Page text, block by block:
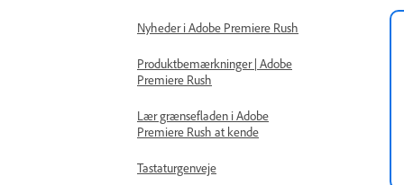
Nyheder i Adobe Premiere Rush
Produktbemærkninger | Adobe
Premiere Rush
Lær grænsefladen i Adobe
Premiere Rush at kende
Tastaturgenveje